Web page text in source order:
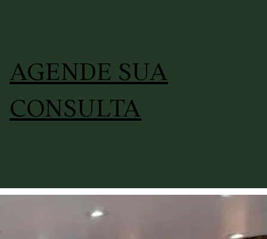
AGENDE SUA
CONSULTA